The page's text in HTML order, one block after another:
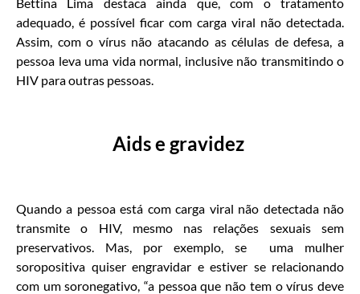
Bettina Lima destaca ainda que, com o tratamento
adequado, é possível ficar com carga viral não detectada.
Assim, com o vírus não atacando as células de defesa, a
pessoa leva uma vida normal, inclusive não transmitindo o
HIV para outras pessoas.
Aids e gravidez
Quando a pessoa está com carga viral não detectada não
transmite o HIV, mesmo nas relações sexuais sem
preservativos. Mas, por exemplo, se uma mulher
soropositiva quiser engravidar e estiver se relacionando
com um soronegativo, “a pessoa que não tem o vírus deve